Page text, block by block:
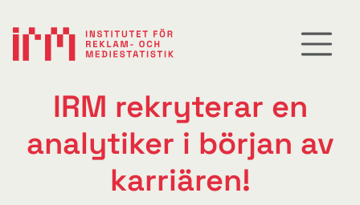
IRM rekryterar en
analytiker i början av
karriären!